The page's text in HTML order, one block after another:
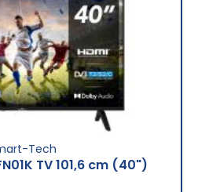
Tech
TV 101,6 cm (40")